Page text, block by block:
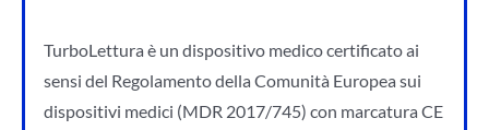
TurboLettura è un dispositivo medico certificato ai
sensi del Regolamento della Comunità Europea sui
dispositivi medici (MDR 2017/745) con marcatura CE